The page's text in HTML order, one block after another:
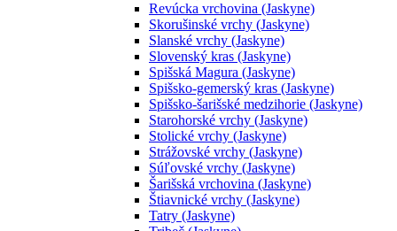
Revúcka vrchovina (Jaskyne)
Skorušinské vrchy (Jaskyne)
Slanské vrchy (Jaskyne)
Slovenský kras (Jaskyne)
Spišská Magura (Jaskyne)
Spišsko-gemerský kras (Jaskyne)
Spišsko-šarišské medzihorie (Jaskyne)
Starohorské vrchy (Jaskyne)
Stolické vrchy (Jaskyne)
Strážovské vrchy (Jaskyne)
Súľovské vrchy (Jaskyne)
Šarišská vrchovina (Jaskyne)
Štiavnické vrchy (Jaskyne)
Tatry (Jaskyne)